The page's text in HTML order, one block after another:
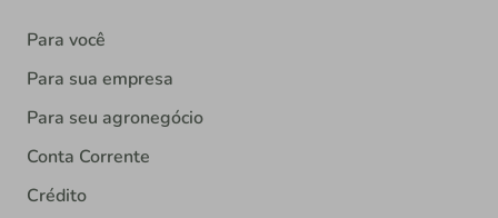
Para você
Para sua empresa
Para seu agronegócio
Conta Corrente
Crédito